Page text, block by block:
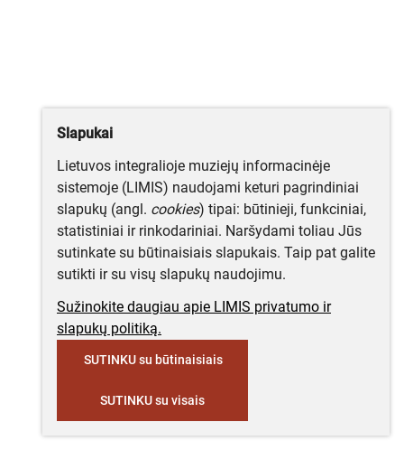
Slapukai
Lietuvos integralioje muziejų informacinėje
sistemoje (LIMIS) naudojami keturi pagrindiniai
slapukų (angl. cookies) tipai: būtinieji, funkciniai,
statistiniai ir rinkodariniai. Naršydami toliau Jūs
sutinkate su būtinaisiais slapukais. Taip pat galite
sutikti ir su visų slapukų naudojimu.
Sužinokite daugiau apie LIMIS privatumo ir
slapukų politiką.
SUTINKU su būtinaisiais
SUTINKU su visais